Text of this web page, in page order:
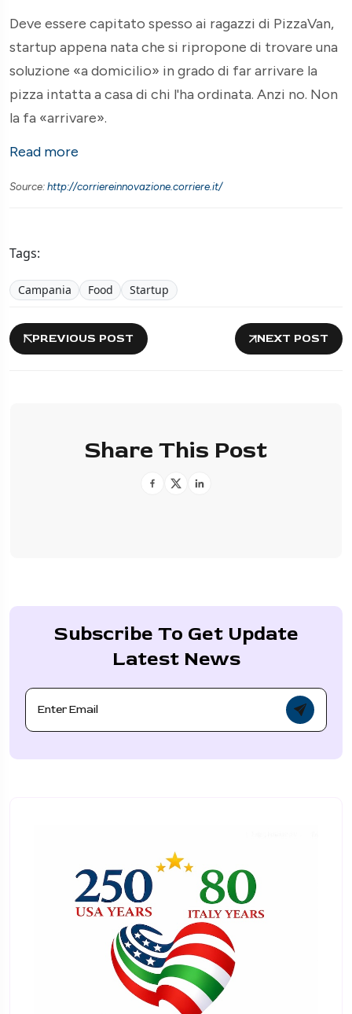
Deve essere capitato spesso ai ragazzi di PizzaVan,
startup appena nata che si ripropone di trovare una
soluzione «a domicilio» in grado di far arrivare la
pizza intatta a casa di chi l'ha ordinata. Anzi no. Non
la fa «arrivare».
Read more
Source:http://corriereinnovazione.corriere.it/
Tags:
Campania Food Startup
PREVIOUS POST NEXT POST
Share This Post
Subscribe To Get Update
Latest News